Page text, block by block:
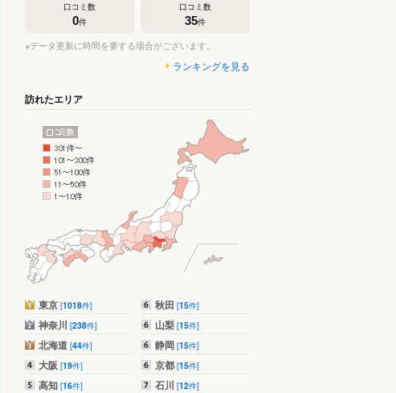
口コミ数
0件
口コミ数
35件
※データ更新に時間を要する場合がございます。
ランキングを見る
訪れたエリア
東京 [1018件]
神奈川 [238件]
北海道 [44件]
大阪 [19件]
高知 [16件]
秋田 [15件]
山梨 [15件]
静岡 [15件]
京都 [15件]
石川 [12件]